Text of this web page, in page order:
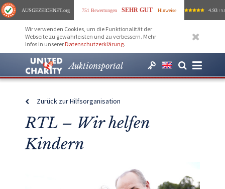
AUSGEZEICHNET.org 751 Bewertungen SEHR GUT Hinweise 4.93 /
Wir verwenden Cookies, um die Funktionalität der
Webseite zu gewährleisten und zu verbessern. Mehr
Infos in unserer Datenschutzerklärung.
Auktionsportal
Zurück zur Hilfsorganisation
RTL – Wir helfen
Kindern